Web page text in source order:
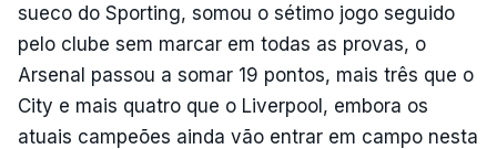
sueco do Sporting, somou o sétimo jogo seguido
pelo clube sem marcar em todas as provas, o
Arsenal passou a somar 19 pontos, mais três que o
City e mais quatro que o Liverpool, embora os
atuais campeões ainda vão entrar em campo nesta